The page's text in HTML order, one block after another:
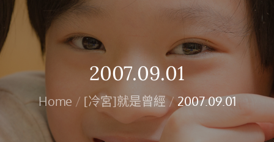
2007.09.01
Home [冷宮]就是曾經 2007.09.01